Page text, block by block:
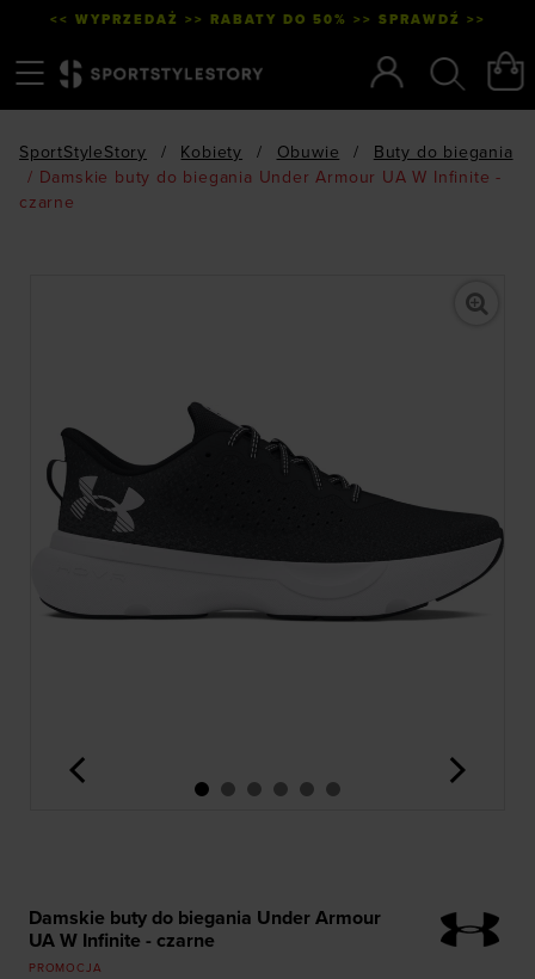
<< WYPRZEDAŻ >> RABATY DO 50% >> SPRAWDŹ >>
SportStyleStory / Kobiety / Obuwie /
Buty do biegania
/ Damskie buty do biegania Under Armour UA W Infinite -
czarne
<
Damskie buty do biegania Under Armour
UA W Infinite - czarne
PROMOCJA